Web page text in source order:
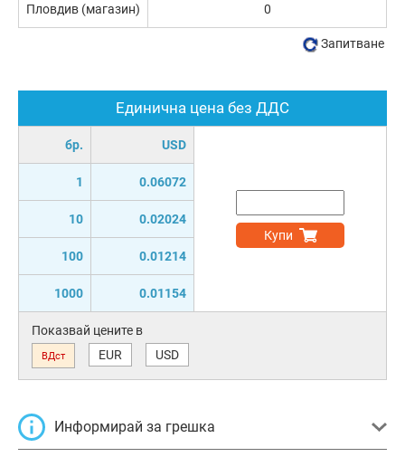
Единична цена без ДДС
бр. USD
1 0.06072
10 0.02024
100 0.01214
1000 0.01154
Купи
Показвай цените в
ВДст EUR USD
Информирай за грешка
Пловдив (магазин) 0
Запитване